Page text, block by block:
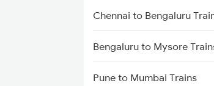
Chennai to Bengaluru
Bengaluru to Mysore
Pune to Mumbai Trains